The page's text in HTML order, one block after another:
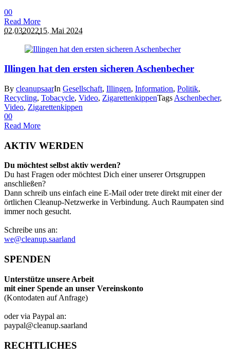
00
Read More
02.03202215. Mai 2024
Illingen hat den ersten sicheren Aschenbecher
By cleanupsaarIn Gesellschaft, Illingen, Information, Politik,
Recycling, Tobacycle, Video, ZigarettenkippenTags Aschenbecher,
Video, Zigarettenkippen
00
Read More
AKTIV WERDEN
Du möchtest selbst aktiv werden?
Du hast Fragen oder möchtest Dich einer unserer Ortsgruppen
anschließen?
Dann schreib uns einfach eine E-Mail oder trete direkt mit einer der
örtlichen Cleanup-Netzwerke in Verbindung. Auch Raumpaten sind
immer noch gesucht.
Schreibe uns an:
we@cleanup.saarland
SPENDEN
Unterstütze unsere Arbeit
mit einer Spende an unser Vereinskonto
(Kontodaten auf Anfrage)
oder via Paypal an:
paypal@cleanup.saarland
RECHTLICHES